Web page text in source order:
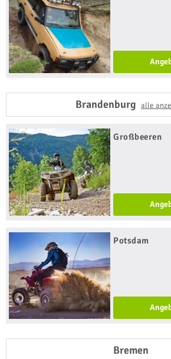
Brandenburgalle
Großbeeren
Potsdam
Bremen